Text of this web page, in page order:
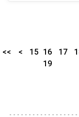
<< < 15 16 17
19